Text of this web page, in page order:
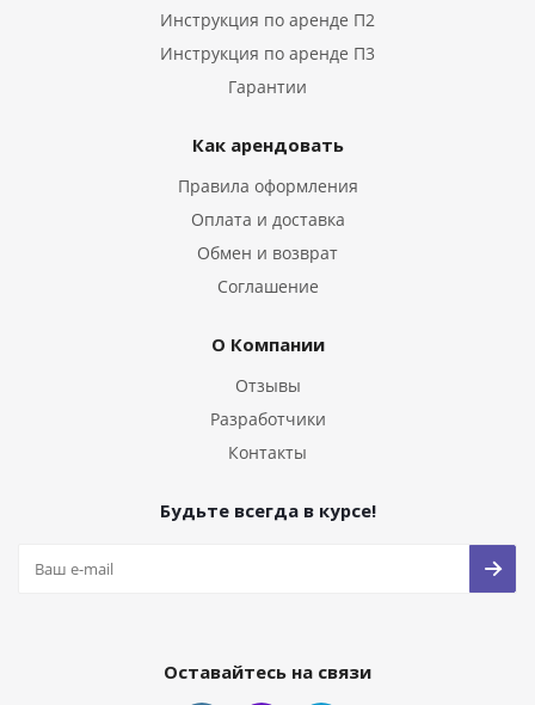
Инструкция по аренде П2
Инструкция по аренде П3
Гарантии
Как арендовать
Правила оформления
Оплата и доставка
Обмен и возврат
Соглашение
О Компании
Отзывы
Разработчики
Контакты
Будьте всегда в курсе!
Оставайтесь на связи